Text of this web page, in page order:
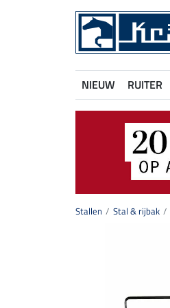
NIEUW RUITER
Stallen Stal & rijbak